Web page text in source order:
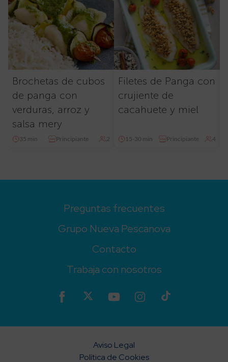
Brochetas de cubos
de panga con
verduras, arroz y
salsa mery
35 min Principiante 2
Filetes de Panga con
crujiente de
cacahuete y miel
15-30 min Principiante 4
Preguntas frecuentes
Grupo Nueva Pescanova
Contacto
Trabaja con nosotros
Aviso Legal
Política de Cookies